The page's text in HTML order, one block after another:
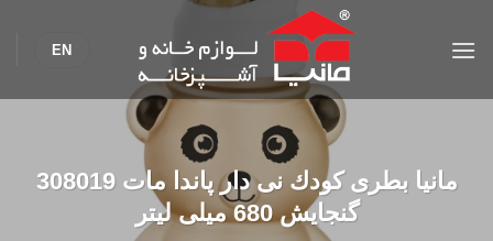
EN
مانیا بطری كودك نی دار پاندا مات 308019
گنجایش 680 میلی لیتر